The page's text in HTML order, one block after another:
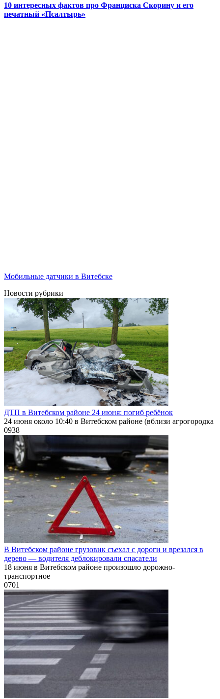
10 интересных фактов про Франциска Скорину и его
печатный «Псалтырь»
Мобильные датчики в Витебске
Новости рубрики
ДТП в Витебском районе 24 июня: погиб ребёнок
24 июня около 10:40 в Витебском районе (вблизи агрогородка
0938
В Витебском районе грузовик съехал с дороги и врезался в
дерево — водителя деблокировали спасатели
18 июня в Витебском районе произошло дорожно-
транспортное
0701